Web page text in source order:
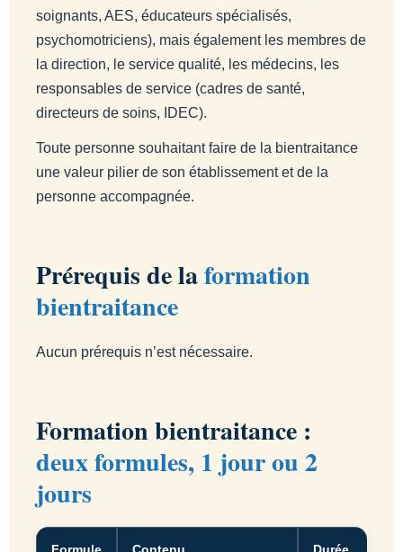
soignants, AES, éducateurs spécialisés,
psychomotriciens), mais également les membres de
la direction, le service qualité, les médecins, les
responsables de service (cadres de santé,
directeurs de soins, IDEC).
Toute personne souhaitant faire de la bientraitance
une valeur pilier de son établissement et de la
personne accompagnée.
Prérequis de laformation
bientraitance
Aucun prérequis n’est nécessaire.
Formation bientraitance :
deux formules, 1 jour ou 2
jours
Formule Contenu Durée